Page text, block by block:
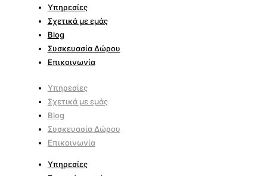
Υπηρεσίες
Σχετικά με εμάς
Blog
Συσκευασία Δώρου
Επικοινωνία
Υπηρεσίες
Σχετικά με εμάς
Blog
Συσκευασία Δώρου
Επικοινωνία
Υπηρεσίες